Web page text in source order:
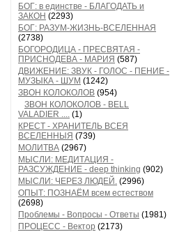
БОГ: в единстве - БЛАГОДАТЬ и
ЗАКОН (2293)
БОГ: РАЗУМ-ЖИЗНЬ-ВСЕЛЕННАЯ
(2738)
БОГОРОДИЦА - ПРЕСВЯТАЯ -
ПРИСНОДЕВА - МАРИЯ (587)
ДВИЖЕНИЕ: ЗВУК - ГОЛОС - ПЕНИЕ -
МУЗЫКА - ШУМ (1242)
ЗВОН КОЛОКОЛОВ (954)
ЗВОН КОЛОКОЛОВ - BELL
VALADIER .... (1)
КРЕСТ - ХРАНИТЕЛЬ ВСЕЯ
ВСЕЛЕННЫЯ (739)
МОЛИТВА (2967)
МЫСЛИ: МЕДИТАЦИЯ -
РАЗСУЖДЕНИЕ - deep thinking (902)
МЫСЛИ: ЧЕРЕЗ ЛЮДЕЙ. (2996)
ОПЫТ: ПОЗНАЁМ всем естеством
(2698)
Проблемы - Вопросы - Ответы (1981)
ПРОЦЕСС - Вектор (2173)